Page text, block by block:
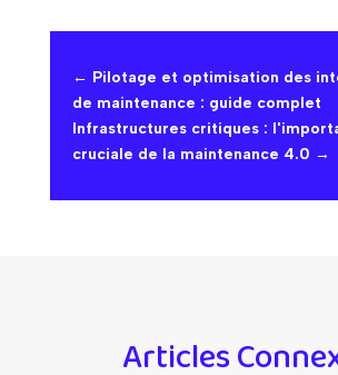
← Pilotage et optimisation des
de maintenance : guide complet
Infrastructures critiques :
cruciale de la maintenance 4.0 →
Articles